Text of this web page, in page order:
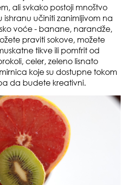
ali svkako postoji mnoštvo
učiniti zanimljivom na
voće - banane, narandže,
praviti sokove, možete
tikve ili pomfrit od
celer, zeleno lisnato
koje su dostupne tokom
da budete kreativni.